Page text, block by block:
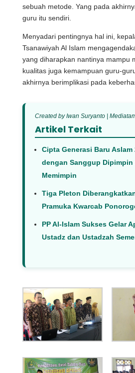
sebuah metode. Yang pada
guru itu sendiri.
Menyadari pentingnya hal ini,
Tsanawiyah Al Islam
yang diharapkan nantinya mampu
kualitas juga kemampuan guru-
akhirnya berimplikasi pada
Created by Iwan Suryanto |
Artikel Terkait
Cipta Generasi Baru Aslam
dengan Sanggup Dipimpin
Memimpin
Tiga Pleton
Pramuka Kwarcab
PP Al-Islam Sukses Gelar
Ustadz dan Ustadzah